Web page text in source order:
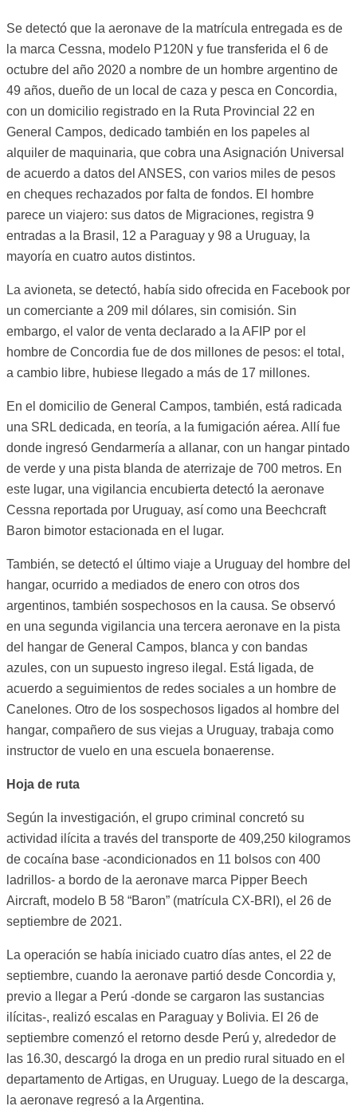
Se detectó que la aeronave de la matrícula entregada es de
la marca Cessna, modelo P120N y fue transferida el 6 de
octubre del año 2020 a nombre de un hombre argentino de
49 años, dueño de un local de caza y pesca en Concordia,
con un domicilio registrado en la Ruta Provincial 22 en
General Campos, dedicado también en los papeles al
alquiler de maquinaria, que cobra una Asignación Universal
de acuerdo a datos del ANSES, con varios miles de pesos
en cheques rechazados por falta de fondos. El hombre
parece un viajero: sus datos de Migraciones, registra 9
entradas a la Brasil, 12 a Paraguay y 98 a Uruguay, la
mayoría en cuatro autos distintos.
La avioneta, se detectó, había sido ofrecida en Facebook por
un comerciante a 209 mil dólares, sin comisión. Sin
embargo, el valor de venta declarado a la AFIP por el
hombre de Concordia fue de dos millones de pesos: el total,
a cambio libre, hubiese llegado a más de 17 millones.
En el domicilio de General Campos, también, está radicada
una SRL dedicada, en teoría, a la fumigación aérea. Allí fue
donde ingresó Gendarmería a allanar, con un hangar pintado
de verde y una pista blanda de aterrizaje de 700 metros. En
este lugar, una vigilancia encubierta detectó la aeronave
Cessna reportada por Uruguay, así como una Beechcraft
Baron bimotor estacionada en el lugar.
También, se detectó el último viaje a Uruguay del hombre del
hangar, ocurrido a mediados de enero con otros dos
argentinos, también sospechosos en la causa. Se observó
en una segunda vigilancia una tercera aeronave en la pista
del hangar de General Campos, blanca y con bandas
azules, con un supuesto ingreso ilegal. Está ligada, de
acuerdo a seguimientos de redes sociales a un hombre de
Canelones. Otro de los sospechosos ligados al hombre del
hangar, compañero de sus viejas a Uruguay, trabaja como
instructor de vuelo en una escuela bonaerense.
Hoja de ruta
Según la investigación, el grupo criminal concretó su
actividad ilícita a través del transporte de 409,250 kilogramos
de cocaína base -acondicionados en 11 bolsos con 400
ladrillos- a bordo de la aeronave marca Pipper Beech
Aircraft, modelo B 58 “Baron” (matrícula CX-BRI), el 26 de
septiembre de 2021.
La operación se había iniciado cuatro días antes, el 22 de
septiembre, cuando la aeronave partió desde Concordia y,
previo a llegar a Perú -donde se cargaron las sustancias
ilícitas-, realizó escalas en Paraguay y Bolivia. El 26 de
septiembre comenzó el retorno desde Perú y, alrededor de
las 16.30, descargó la droga en un predio rural situado en el
departamento de Artigas, en Uruguay. Luego de la descarga,
la aeronave regresó a la Argentina.